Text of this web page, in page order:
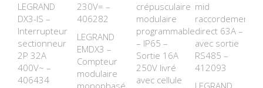
LEGRAND
DX3-IS –
Interrupteur
sectionneur
2P 32A
400V~ –
406434
230V= –
406282
LEGRAND
EMDX3 –
Compteur
modulaire
monophasé
crépusculaire
modulaire
programmable
– IP65 –
Sortie 16A
250V livré
avec cellule
mid
raccordement
direct 63A –
avec sortie
RS485 –
412093
LEGRAND